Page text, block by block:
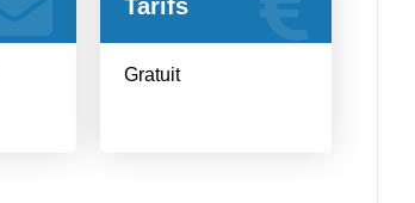
Tarifs
Gratuit